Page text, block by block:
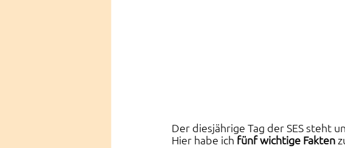
Der diesjährige Tag der SES steht
Hier habe ich fünf wichtige Fakten